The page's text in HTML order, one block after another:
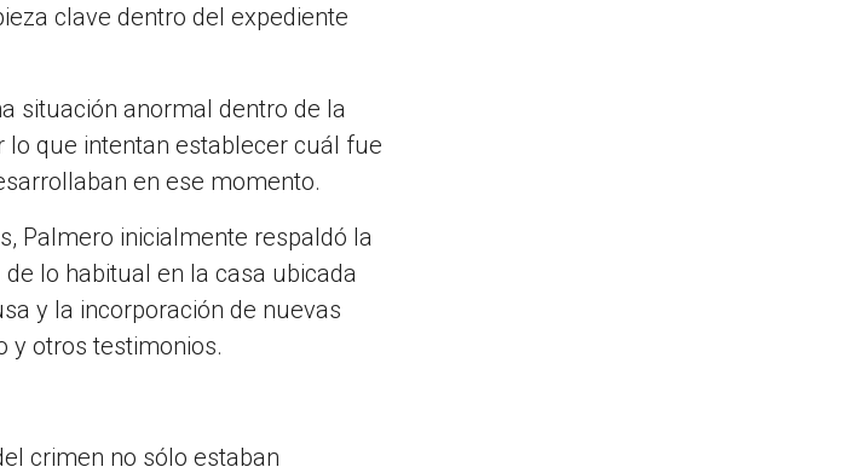
clave dentro del expediente
situación anormal dentro de la
lo que intentan establecer cuál fue
en ese momento.
Palmero inicialmente respaldó la
lo habitual en la casa ubicada
y la incorporación de nuevas
y otros testimonios.
crimen no sólo estaban